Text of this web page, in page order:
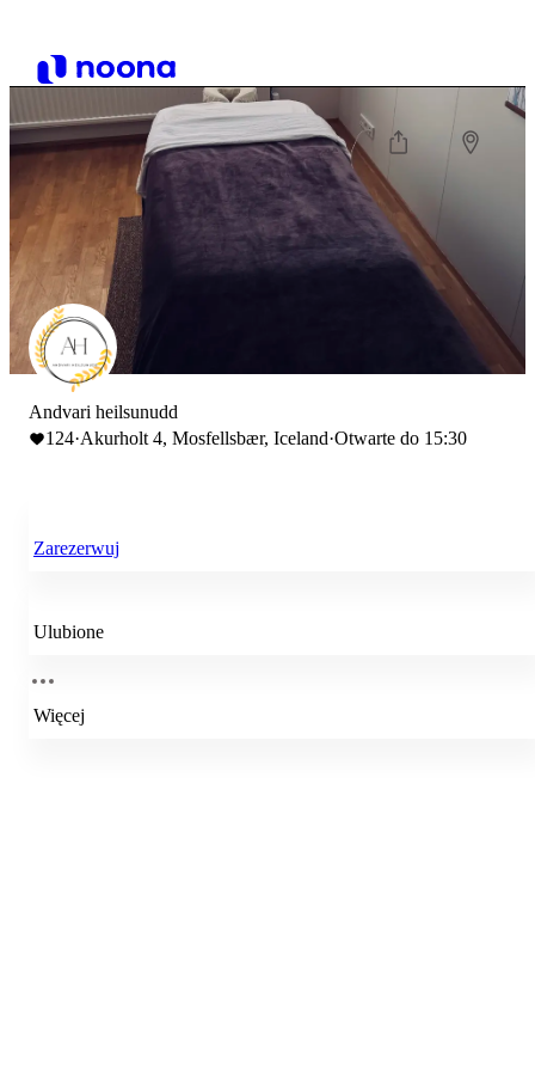
Andvari heilsunudd
124·Akurholt 4, Mosfellsbær, Iceland·Otwarte do 15:30
Zarezerwuj
Ulubione
Więcej